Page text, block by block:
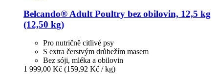
Belcando® Adult Poultry bez obilovin, 12,5 kg
(12,50 kg)
Pro nutričně citlivé psy
S extra čerstvým drůbežím masem
Bez sóji, mléka a obilovin
1 999,00 Kč (159,92 Kč / kg)